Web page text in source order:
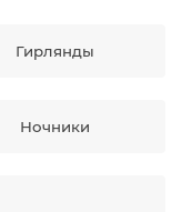
Гирлянды
Ночники